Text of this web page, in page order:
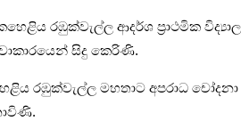
රඹු­ක්වැල්ල ආදර්ශ ප්‍රාථ­මික
සිදු කෙරිණි.
රඹු­ක්වැල්ල මහ­තාට අප­රාධ